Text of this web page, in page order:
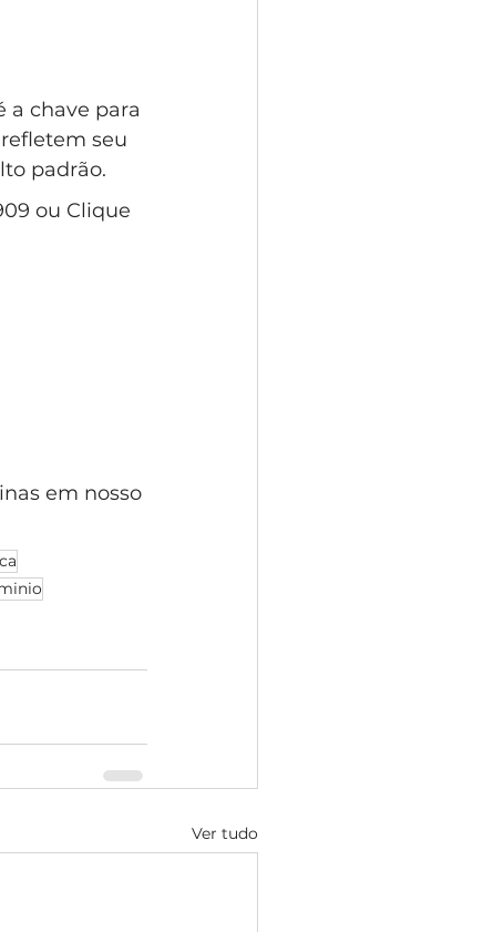
a chave para
seu
padrão.
ou Clique
em nosso
Ver tudo